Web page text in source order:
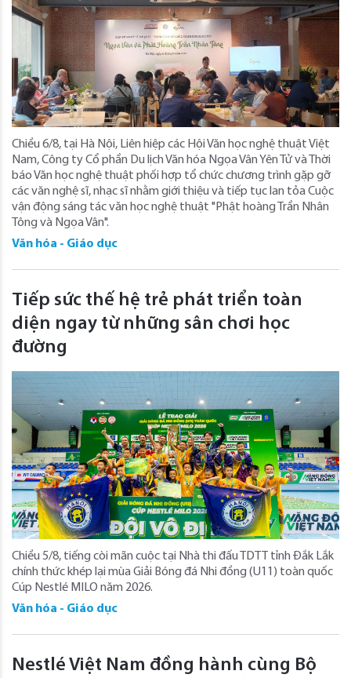
Chiều 6/8, tại Hà Nội, Liên hiệp các Hội Văn học nghệ thuật Việt
Nam, Công ty Cổ phần Du lịch Văn hóa Ngọa Vân Yên Tử và Thời
báo Văn học nghệ thuật phối hợp tổ chức chương trình gặp gỡ
các văn nghệ sĩ, nhạc sĩ nhằm giới thiệu và tiếp tục lan tỏa Cuộc
vận động sáng tác văn học nghệ thuật "Phật hoàng Trần Nhân
Tông và Ngọa Vân".
Văn hóa - Giáo dục
Tiếp sức thế hệ trẻ phát triển toàn
diện ngay từ những sân chơi học
đường
Chiều 5/8, tiếng còi mãn cuộc tại Nhà thi đấu TDTT tỉnh Đắk Lắk
chính thức khép lại mùa Giải Bóng đá Nhi đồng (U11) toàn quốc
Cúp Nestlé MILO năm 2026.
Văn hóa - Giáo dục
Nestlé Việt Nam đồng hành cùng Bộ